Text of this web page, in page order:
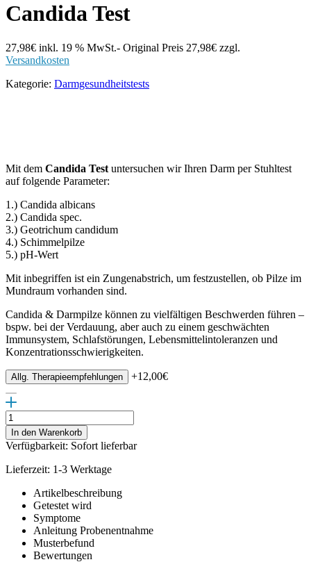
Candida Test
27,98€ inkl. 19 % MwSt.- Original Preis 27,98€ zzgl.
Versandkosten
Kategorie: Darmgesundheitstests
Mit dem Candida Test untersuchen wir Ihren Darm per Stuhltest
auf folgende Parameter:
1.) Candida albicans
2.) Candida spec.
3.) Geotrichum candidum
4.) Schimmelpilze
5.) pH-Wert
Mit inbegriffen ist ein Zungenabstrich, um festzustellen, ob Pilze im
Mundraum vorhanden sind.
Candida & Darmpilze können zu vielfältigen Beschwerden führen –
bspw. bei der Verdauung, aber auch zu einem geschwächten
Immunsystem, Schlafstörungen, Lebensmittelintoleranzen und
Konzentrationsschwierigkeiten.
Allg. Therapieempfehlungen +12,00€
Empfehlungen
zur
Behandlung
von
Candida
In den Warenkorb
Verfügbarkeit: Sofort lieferbar
Lieferzeit: 1-3 Werktage
Artikelbeschreibung
Getestet wird
Symptome
Anleitung Probenentnahme
Musterbefund
Bewertungen